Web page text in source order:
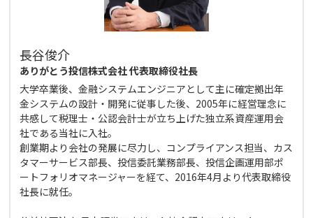
長谷俊介
ありがとう投信株式会社 代表取締役社長
大学卒業後、金融システムエンジニアとして主に確定拠出年
金システムの設計・開発に従事した後、2005年に経営理念に
共感して税理士・公認会計士が立ち上げた独立系資産運用会
社である当社に入社。
創業期より会社の発展に尽力し、コンプライアンス担当、カス
タマーサービス部長、投信委託業務部長、投信企画運用部ポ
ートフォリオマネージャーを経て、2016年4月より代表取締役
社長に就任。